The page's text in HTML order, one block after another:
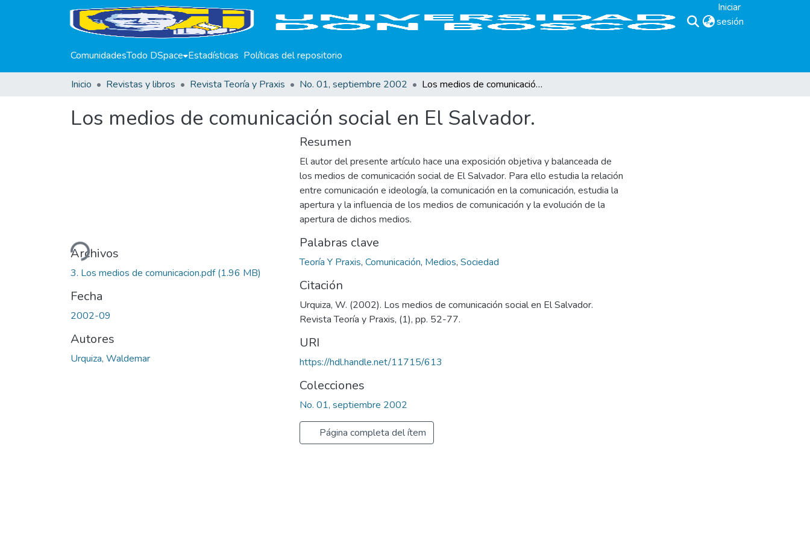
Iniciar
sesión
ComunidadesTodo DSpace Estadísticas Políticas del repositorio
Inicio Revistas y libros Revista Teoría y Praxis No. 01, septiembre 2002 Los medios de comunicación social en El Salvador.
Los medios de comunicación social en El Salvador.
Cargando...
Archivos
3. Los medios de comunicacion.pdf(1.96 MB)
Fecha
2002-09
Autores
Urquiza, Waldemar
Resumen
El autor del presente artículo hace una exposición objetiva y balanceada de
los medios de comunicación social de El Salvador. Para ello estudia la relación
entre comunicación e ideología, la comunicación en la comunicación, estudia la
apertura y la influencia de los medios de comunicación y la evolución de la
apertura de dichos medios.
Palabras clave
Teoría Y Praxis, Comunicación, Medios, Sociedad
Citación
Urquiza, W. (2002). Los medios de comunicación social en El Salvador.
Revista Teoría y Praxis, (1), pp. 52-77.
URI
https://hdl.handle.net/11715/613
Colecciones
No. 01, septiembre 2002
Página completa del ítem